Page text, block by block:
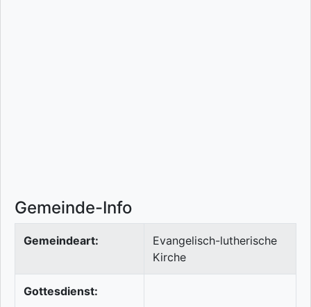
Gemeinde-Info
Gemeindeart:
Evangelisch-lutherische
Kirche
Gottesdienst: